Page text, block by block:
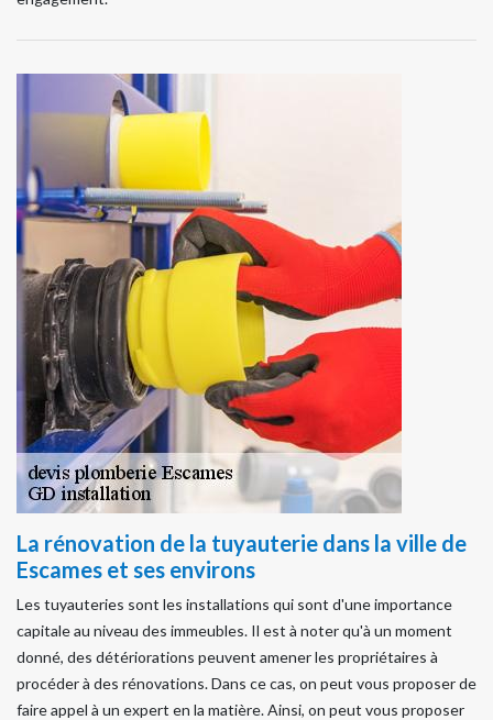
La rénovation de la tuyauterie dans la ville de
Escames et ses environs
Les tuyauteries sont les installations qui sont d'une importance
capitale au niveau des immeubles. Il est à noter qu'à un moment
donné, des détériorations peuvent amener les propriétaires à
procéder à des rénovations. Dans ce cas, on peut vous proposer de
faire appel à un expert en la matière. Ainsi, on peut vous proposer